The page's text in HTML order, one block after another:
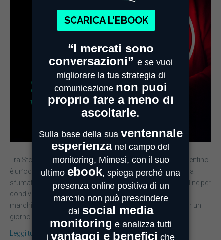
Tra Stories di giovani innamorati e post romantici, San Valentino
è un’occasione per i social per celebrare l’amore in ogni sua
sfumatura. I brand più attivi si sono dati appuntamento online per
condividere l’idea di amore che meglio si abbina al proprio
marchio. Inevitabile quindi pensare ai Baci Perugina che per un
giorno hanno eliminato…
Leggi tutto